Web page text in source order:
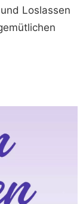
Loslassen